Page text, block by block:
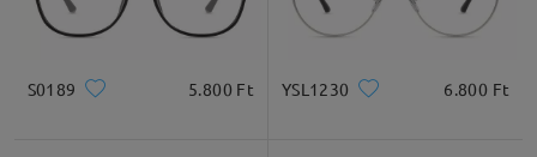
Ajánlott arcformák
S0189 5.800 Ft YSL1230 6.800 Ft